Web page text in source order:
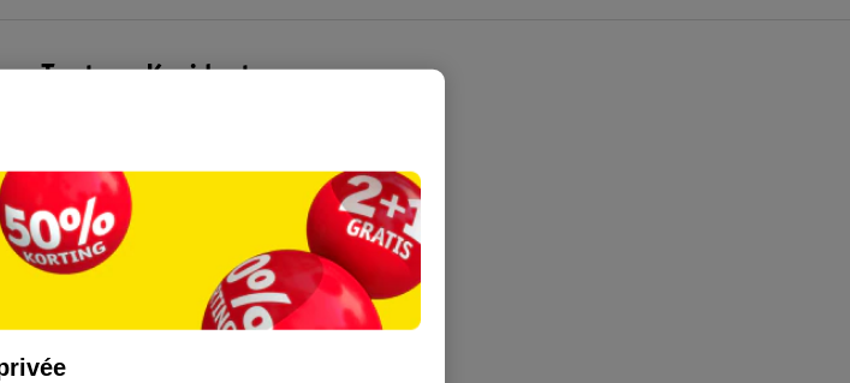
Tout sur Kruidvat
Formule commerciale
Coordonnées de l’entreprise
Plus durable